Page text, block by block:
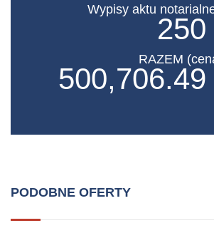
Wypisy aktu
250
RAZEM
500,706.49
PODOBNE OFERTY